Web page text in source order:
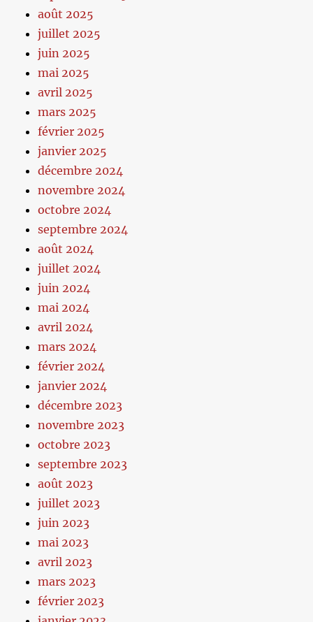
août 2025
juillet 2025
juin 2025
mai 2025
avril 2025
mars 2025
février 2025
janvier 2025
décembre 2024
novembre 2024
octobre 2024
septembre 2024
août 2024
juillet 2024
juin 2024
mai 2024
avril 2024
mars 2024
février 2024
janvier 2024
décembre 2023
novembre 2023
octobre 2023
septembre 2023
août 2023
juillet 2023
juin 2023
mai 2023
avril 2023
mars 2023
février 2023